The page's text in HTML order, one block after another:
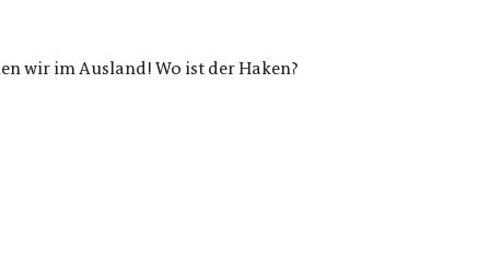
wir im Ausland! Wo ist der Haken?